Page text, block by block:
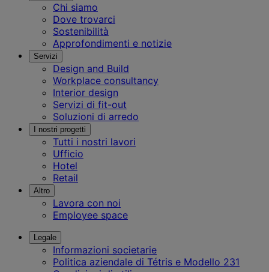
Chi siamo
Dove trovarci
Sostenibilità
Approfondimenti e notizie
Servizi
Design and Build
Workplace consultancy
Interior design
Servizi di fit-out
Soluzioni di arredo
I nostri progetti
Tutti i nostri lavori
Ufficio
Hotel
Retail
Altro
Lavora con noi
Employee space
Legale
Informazioni societarie
Politica aziendale di Tétris e Modello 231